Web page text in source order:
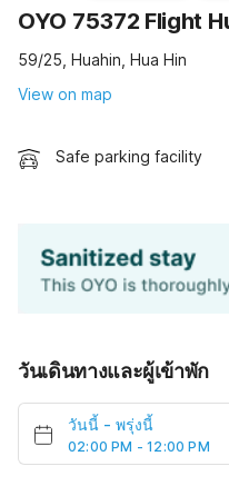
OYO 75372 Flight
59/25, Huahin, Hua Hin
View on map
Safe parking facility
วันเดินทางและผู้เข้าพัก
วันนี้ - พรุ่งนี้
02:00 PM - 12:00 PM